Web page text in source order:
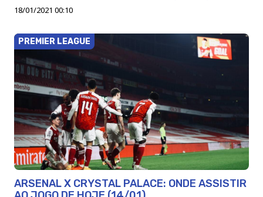
18/01/2021 00:10
PREMIER LEAGUE
ARSENAL X CRYSTAL PALACE: ONDE ASSISTIR